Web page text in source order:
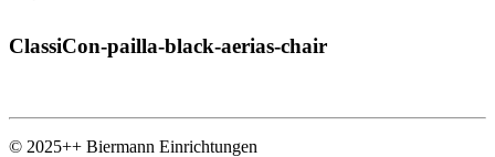
ClassiCon-pailla-black-aerias-chair
© 2025++ Biermann Einrichtungen